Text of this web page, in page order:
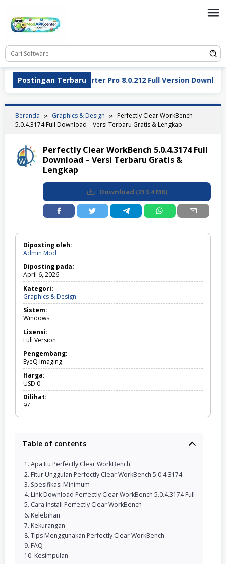
konten
Postingan Terbaru
ReaConverter Pro 8.0.212 Full Version Download –
Beranda Graphics & Design
Perfectly Clear WorkBench
5.0.4.3174 Full Download – Versi Terbaru Gratis & Lengkap
Perfectly Clear WorkBench 5.0.4.3174 Full
Download – Versi Terbaru Gratis &
Lengkap
Download (213.4 MB)
Diposting oleh:
Admin Mod
Diposting pada:
April 6, 2026
Kategori:
Graphics & Design
r
c
D
i
Sistem:
Windows
Lisensi:
Full Version
Pengembang:
EyeQ Imaging
Harga:
USD 0
Dilihat:
97
Table of contents
Apa Itu Perfectly Clear WorkBench
Fitur Unggulan Perfectly Clear WorkBench 5.0.4.3174
Spesifikasi Minimum
Link Download Perfectly Clear WorkBench 5.0.4.3174 Full
Cara Install Perfectly Clear WorkBench
Kelebihan
Kekurangan
Tips Menggunakan Perfectly Clear WorkBench
FAQ
Kesimpulan